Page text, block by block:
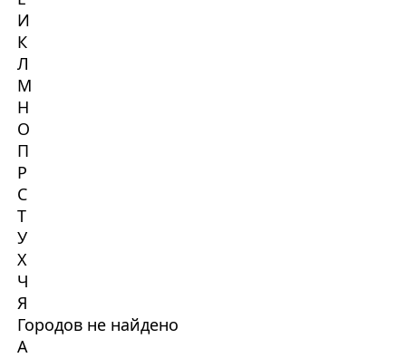
И
К
Л
М
Н
О
П
Р
С
Т
У
Х
Ч
Я
Городов не найдено
А